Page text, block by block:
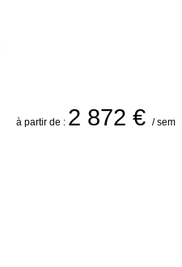
à partir de : 2 872 € / sem